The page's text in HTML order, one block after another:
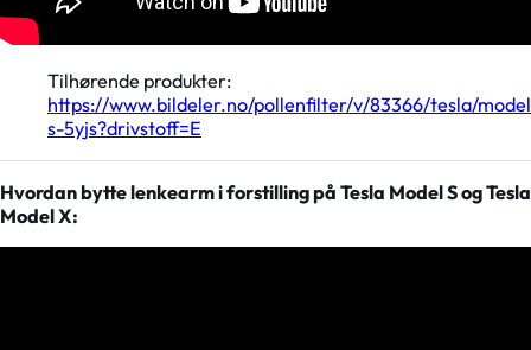
Tilhørende produkter:
https://www.bildeler.no/pollenfilter/v/83366/tesla/
s-5yjs?drivstoff=E
Hvordan bytte lenkearm i forstilling på Tesla Model S og Tesla
Model X: